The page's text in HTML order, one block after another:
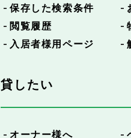
保存した検索条件
閲覧履歴
入居者様用ページ
貸したい
オーナー様へ